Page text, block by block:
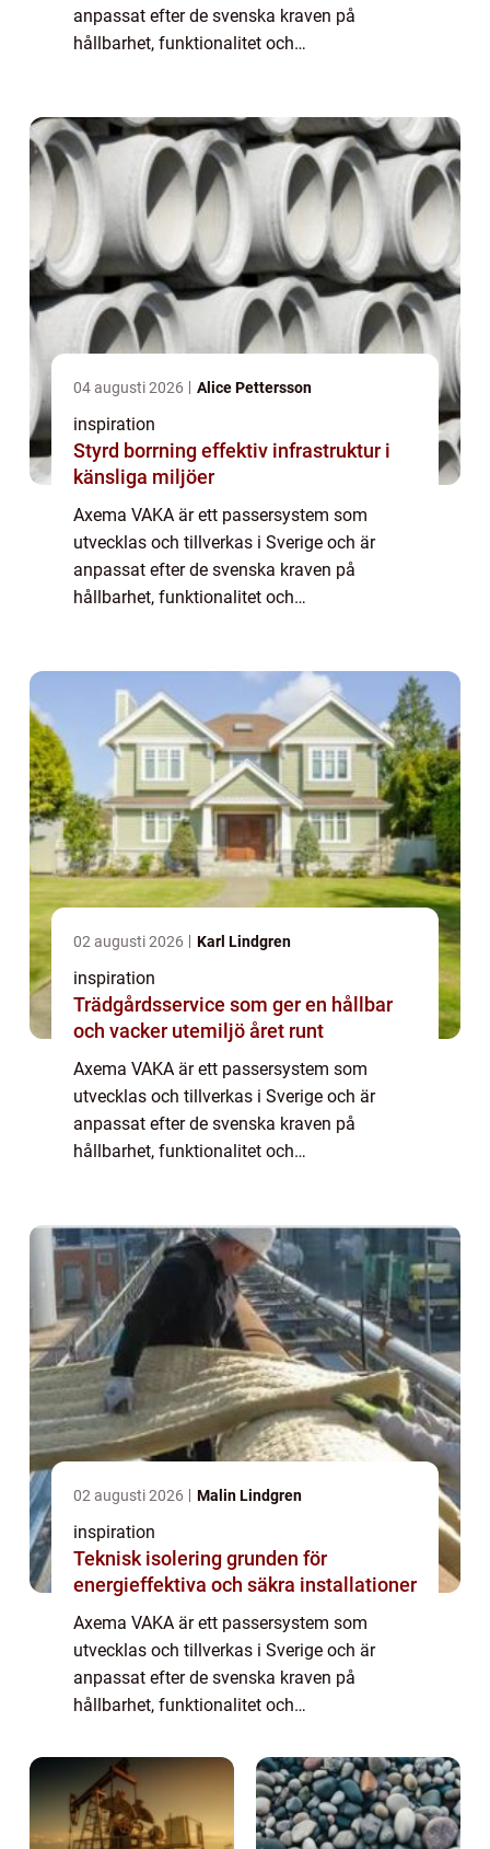
anpassat efter de svenska kraven på
hållbarhet, funktionalitet och
04 augusti 2026 Alice Pettersson
inspiration
Styrd borrning effektiv infrastruktur i
känsliga miljöer
Axema VAKA är ett passersystem som
utvecklas och tillverkas i Sverige och är
anpassat efter de svenska kraven på
hållbarhet, funktionalitet och
02 augusti 2026 Karl Lindgren
inspiration
Trädgårdsservice som ger en hållbar
och vacker utemiljö året runt
Axema VAKA är ett passersystem som
utvecklas och tillverkas i Sverige och är
anpassat efter de svenska kraven på
hållbarhet, funktionalitet och
02 augusti 2026 Malin Lindgren
inspiration
Teknisk isolering grunden för
energieffektiva och säkra installationer
Axema VAKA är ett passersystem som
utvecklas och tillverkas i Sverige och är
anpassat efter de svenska kraven på
hållbarhet, funktionalitet och
en flexibel lösning so...